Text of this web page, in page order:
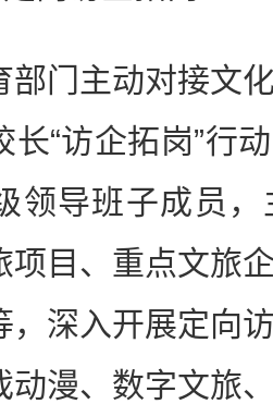
门主动对接文化
长“访企拓岗”行
领导班子成员
项目、重点文旅
，深入开展定向
动漫、数字文旅